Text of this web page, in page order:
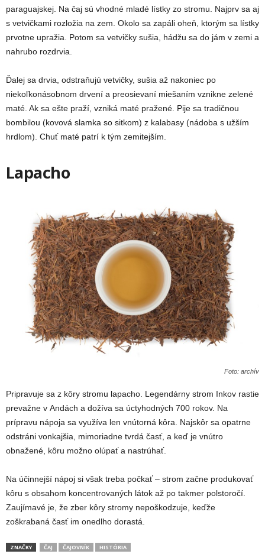
paraguajskej. Na čaj sú vhodné mladé lístky zo stromu. Najprv sa aj
s vetvičkami rozložia na zem. Okolo sa zapáli oheň, ktorým sa lístky
prvotne upražia. Potom sa vetvičky sušia, hádžu sa do jám v zemi a
nahrubo rozdrvia.
Ďalej sa drvia, odstraňujú vetvičky, sušia až nakoniec po
niekoľkonásobnom drvení a preosievaní miešaním vznikne zelené
maté. Ak sa ešte praží, vzniká maté pražené. Pije sa tradičnou
bombilou (kovová slamka so sitkom) z kalabasy (nádoba s užším
hrdlom). Chuť maté patrí k tým zemitejším.
Lapacho
Foto: archív
Pripravuje sa z kôry stromu lapacho. Legendárny strom Inkov rastie
prevažne v Andách a dožíva sa úctyhodných 700 rokov. Na
prípravu nápoja sa využíva len vnútorná kôra. Najskôr sa opatrne
odstráni vonkajšia, mimoriadne tvrdá časť, a keď je vnútro
obnažené, kôru možno olúpať a nastrúhať.
Na účinnejší nápoj si však treba počkať – strom začne produkovať
kôru s obsahom koncentrovaných látok až po takmer polstoročí.
Zaujímavé je, že zber kôry stromy nepoškodzuje, keďže
zoškrabaná časť im onedlho dorastá.
ZNAČKY ČAJ ČAJOVNÍK HISTÓRIA